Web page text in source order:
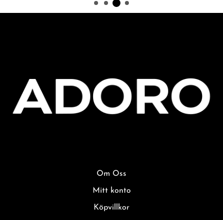
Om Oss
Mitt konto
Köpvillkor